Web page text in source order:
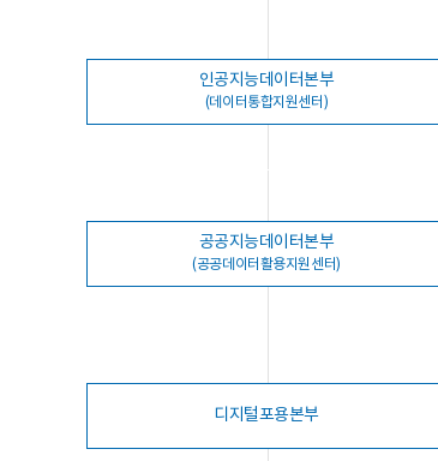
인공지능데이터본부
(데이터통합지원센터)
공공지능데이터본부
(공공데이터활용지원센터)
디지털포용본부